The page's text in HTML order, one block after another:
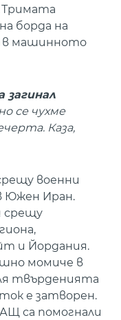
Тримата
борда на
в машинното
се чухме
Каза,
военни
Южен Иран.
срещу
и Йордания.
момиче в
твърденията
е затворен.
са помогнали